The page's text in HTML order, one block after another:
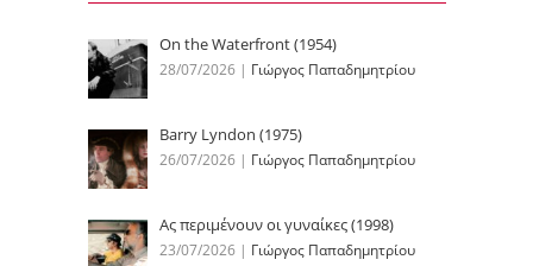
On the Waterfront (1954)
28/07/2026 | Γιώργος Παπαδημητρίου
Barry Lyndon (1975)
26/07/2026 | Γιώργος Παπαδημητρίου
Ας περιμένουν οι γυναίκες (1998)
23/07/2026 | Γιώργος Παπαδημητρίου